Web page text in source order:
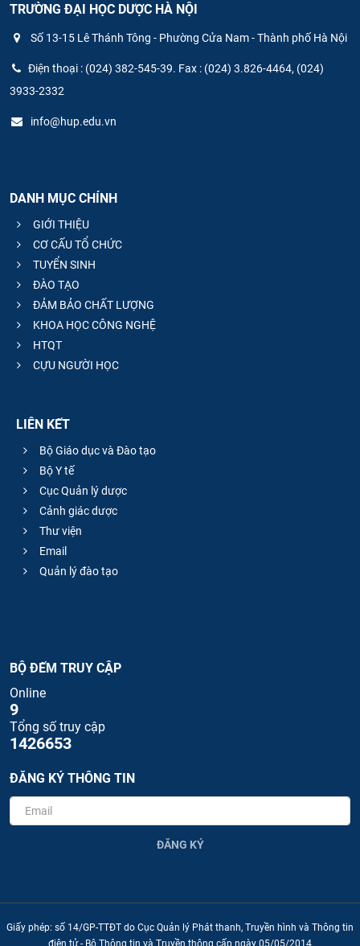
TRƯỜNG ĐẠI HỌC DƯỢC HÀ NỘI
Số 13-15 Lê Thánh Tông - Phường Cửa Nam - Thành phố Hà Nội
Điện thoại : (024) 382-545-39. Fax : (024) 3.826-4464, (024)
3933-2332
info@hup.edu.vn
DANH MỤC CHÍNH
GIỚI THIỆU
CƠ CẤU TỔ CHỨC
TUYỂN SINH
ĐÀO TẠO
ĐẢM BẢO CHẤT LƯỢNG
KHOA HỌC CÔNG NGHỆ
HTQT
CỰU NGƯỜI HỌC
LIÊN KẾT
Bộ Giáo dục và Đào tạo
Bộ Y tế
Cục Quản lý dược
Cảnh giác dược
Thư viện
Email
Quản lý đào tạo
BỘ ĐẾM TRUY CẬP
Online
9
Tổng số truy cập
1426653
ĐĂNG KÝ THÔNG TIN
ĐĂNG KÝ
Giấy phép: số 14/GP-TTĐT do Cục Quản lý Phát thanh, Truyền hình và Thông tin
điện tử - Bộ Thông tin và Truyền thông cấp ngày 05/05/2014